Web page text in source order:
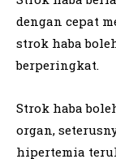
dengan cepat
strok haba
berperingkat.
Strok haba
organ,
hipertemia